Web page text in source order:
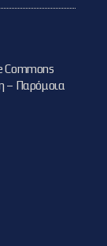
Commons
– Παρόμοια